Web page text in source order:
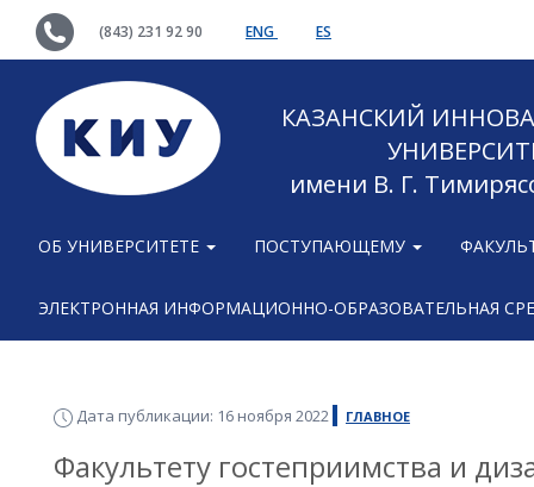
(843) 231 92 90 ENG ES
КАЗАНСКИЙ
имени В. Г.
ОБ УНИВЕРСИТЕТЕ ПОСТУПАЮЩЕМУ
ЭЛЕКТРОННАЯ ИНФОРМАЦИОННО-ОБРАЗОВАТЕЛЬНАЯ
Дата публикации: 16 ноября 2022 ГЛАВНОЕ
Факультету гостеприимства и